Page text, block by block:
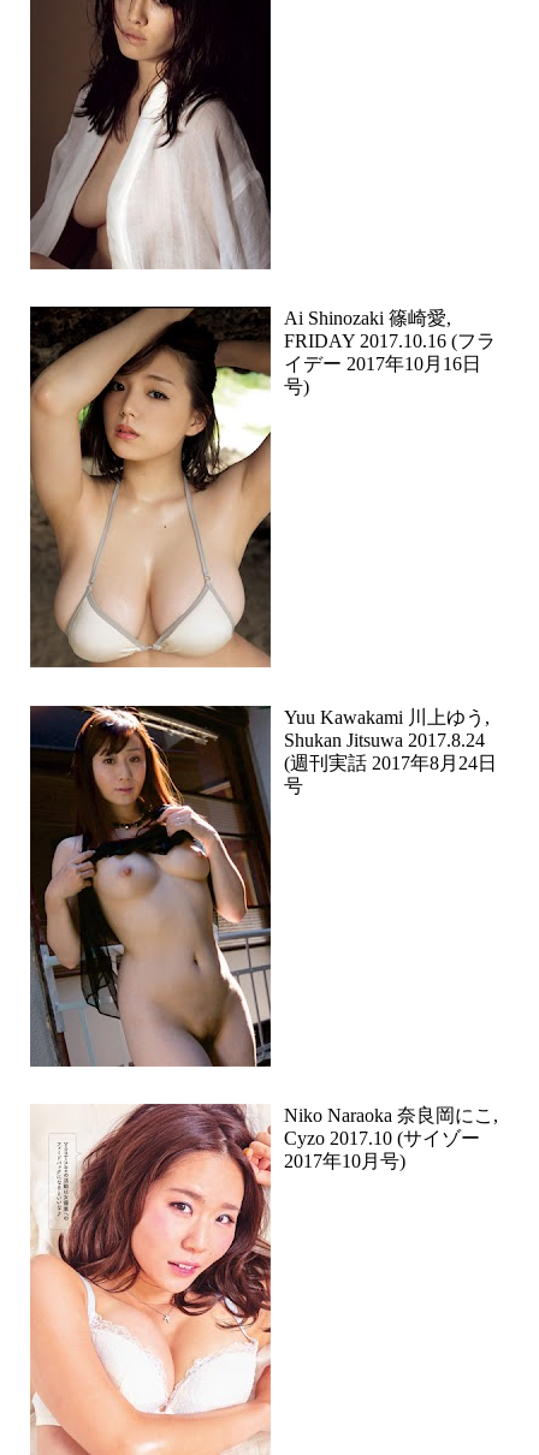
Ai Shinozaki 篠崎愛,
FRIDAY 2017.10.16 (フラ
イデー 2017年10月16日
号)
Yuu Kawakami 川上ゆう,
Shukan Jitsuwa 2017.8.24
(週刊実話 2017年8月24日
号
Niko Naraoka 奈良岡にこ,
Cyzo 2017.10 (サイゾー
2017年10月号)